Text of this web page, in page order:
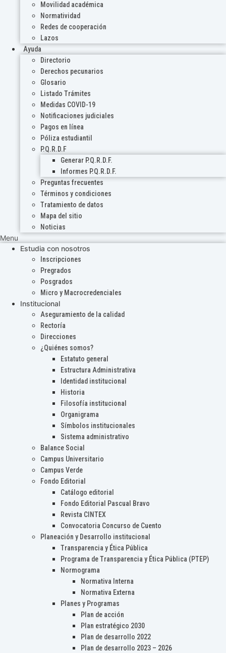
Movilidad académica
Normatividad
Redes de cooperación
Lazos
Ayuda
Directorio
Derechos pecunarios
Glosario
Listado Trámites
Medidas COVID-19
Notificaciones judiciales
Pagos en línea
Póliza estudiantil
P.Q.R.D.F
Generar P.Q.R.D.F.
Informes P.Q.R.D.F.
Preguntas frecuentes
Términos y condiciones
Tratamiento de datos
Mapa del sitio
Noticias
Menu
Estudia con nosotros
Inscripciones
Pregrados
Posgrados
Micro y Macrocredenciales
Institucional
Aseguramiento de la calidad
Rectoría
Direcciones
¿Quiénes somos?
Estatuto general
Estructura Administrativa
Identidad institucional
Historia
Filosofía institucional
Organigrama
Símbolos institucionales
Sistema administrativo
Balance Social
Campus Universitario
Campus Verde
Fondo Editorial
Catálogo editorial
Fondo Editorial Pascual Bravo
Revista CINTEX
Convocatoria Concurso de Cuento
Planeación y Desarrollo institucional
Transparencia y Ética Pública
Programa de Transparencia y Ética Pública (PTEP)
Normograma
Normativa Interna
Normativa Externa
Planes y Programas
Plan de acción
Plan estratégico 2030
Plan de desarrollo 2022
Plan de desarrollo 2023 – 2026